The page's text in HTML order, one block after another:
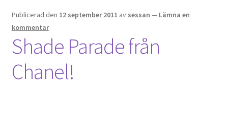
Publicerad den 12 september 2011 av sessan — Lämna en
kommentar
Shade Parade från
Chanel!